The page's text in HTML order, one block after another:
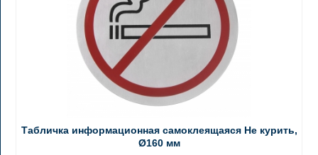
Табличка информационная самоклеящаяся Не курить,
Ø160 мм